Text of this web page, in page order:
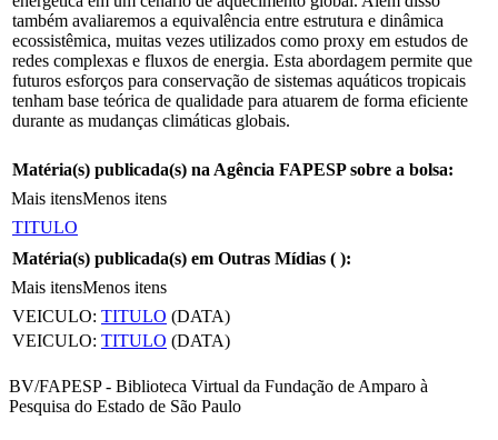
também avaliaremos a equivalência entre estrutura e dinâmica
ecossistêmica, muitas vezes utilizados como proxy em estudos de
redes complexas e fluxos de energia. Esta abordagem permite que
futuros esforços para conservação de sistemas aquáticos tropicais
tenham base teórica de qualidade para atuarem de forma eficiente
durante as mudanças climáticas globais.
Matéria(s) publicada(s) na Agência FAPESP sobre a bolsa:
Mais itensMenos itens
TITULO
Matéria(s) publicada(s) em Outras Mídias ( ):
Mais itensMenos itens
VEICULO: TITULO (DATA)
VEICULO: TITULO (DATA)
BV/FAPESP - Biblioteca Virtual da Fundação de Amparo à
Pesquisa do Estado de São Paulo